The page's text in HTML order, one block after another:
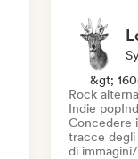
&gt;
Rock
Indie pop
Concedere
tracce degli
di